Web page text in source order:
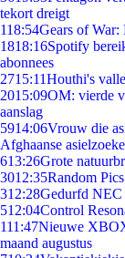
tekort dreigt
118:54Gears of War:
1818:16Spotify
abonnees
2715:11Houthi's
2015:09OM: vierde
aanslag
5914:06Vrouw die
Afghaanse
613:26Grote
3012:35Random
312:28Gedurfd
512:04Control
111:47Nieuwe
maand augustus